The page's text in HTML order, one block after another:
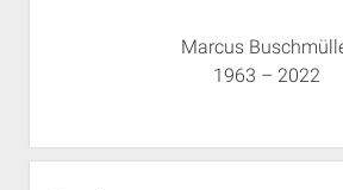
Marcus
1963 – 2022